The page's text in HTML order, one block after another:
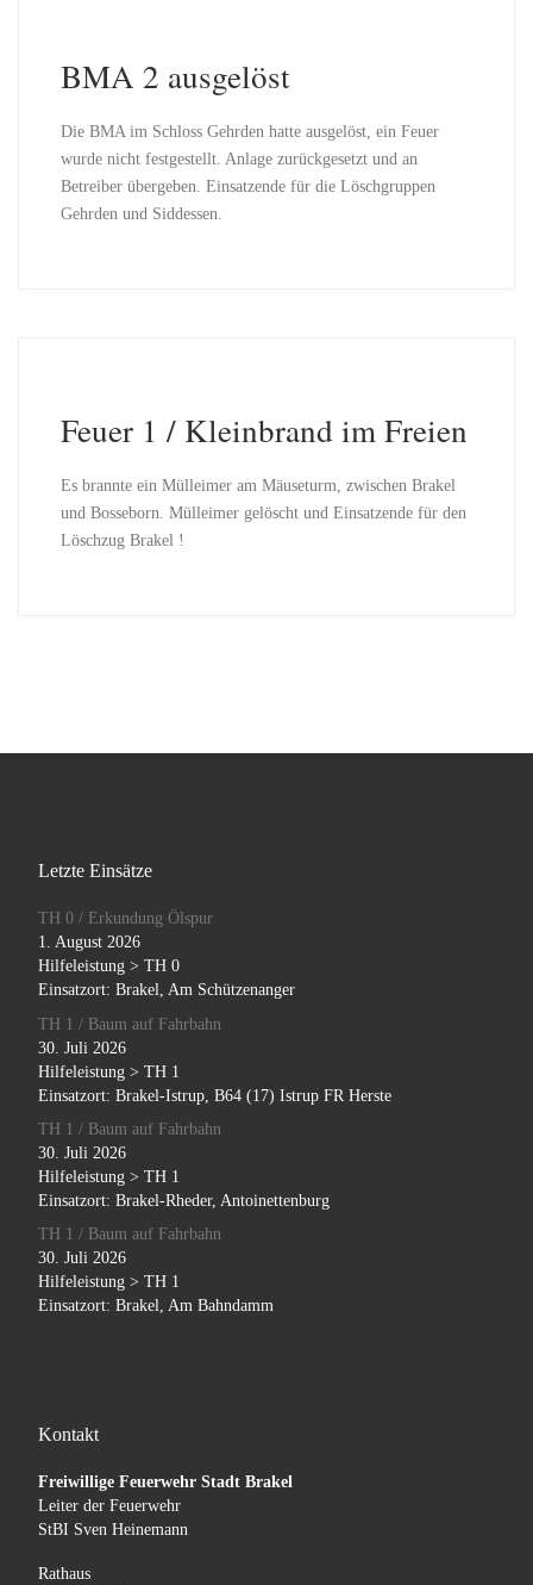
BMA 2 ausgelöst
Die BMA im Schloss Gehrden hatte ausgelöst, ein Feuer
wurde nicht festgestellt. Anlage zurückgesetzt und an
Betreiber übergeben. Einsatzende für die Löschgruppen
Gehrden und Siddessen.
Feuer 1 / Kleinbrand im Freien
Es brannte ein Mülleimer am Mäuseturm, zwischen Brakel
und Bosseborn. Mülleimer gelöscht und Einsatzende für den
Löschzug Brakel !
Letzte Einsätze
TH 0 / Erkundung Ölspur
1. August 2026
Hilfeleistung > TH 0
Einsatzort: Brakel, Am Schützenanger
TH 1 / Baum auf Fahrbahn
30. Juli 2026
Hilfeleistung > TH 1
Einsatzort: Brakel-Istrup, B64 (17) Istrup FR Herste
TH 1 / Baum auf Fahrbahn
30. Juli 2026
Hilfeleistung > TH 1
Einsatzort: Brakel-Rheder, Antoinettenburg
TH 1 / Baum auf Fahrbahn
30. Juli 2026
Hilfeleistung > TH 1
Einsatzort: Brakel, Am Bahndamm
Kontakt
Freiwillige Feuerwehr Stadt Brakel
Leiter der Feuerwehr
StBI Sven Heinemann
Rathaus